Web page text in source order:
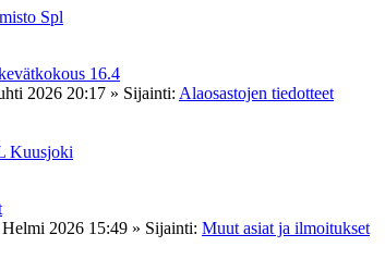
Spl
16.4
2026 20:17 » Sijainti: Alaosastojen tiedotteet
Kuusjoki
Helmi 2026 15:49 » Sijainti: Muut asiat ja ilmoitukset